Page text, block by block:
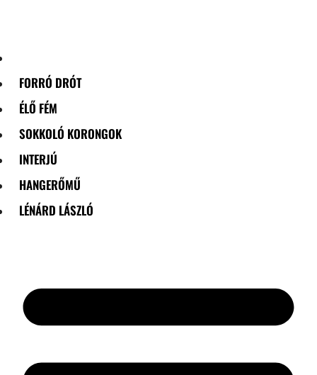
FORRÓ DRÓT
ÉLŐ FÉM
SOKKOLÓ KORONGOK
INTERJÚ
HANGERŐMŰ
LÉNÁRD LÁSZLÓ